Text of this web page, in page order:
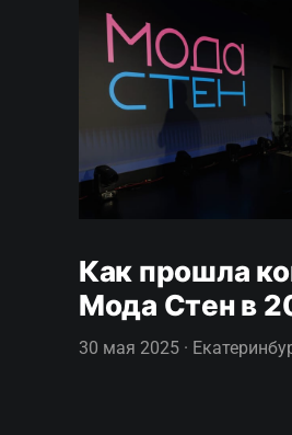
Как прошла
Мода Стен в
30 мая 2025 ·